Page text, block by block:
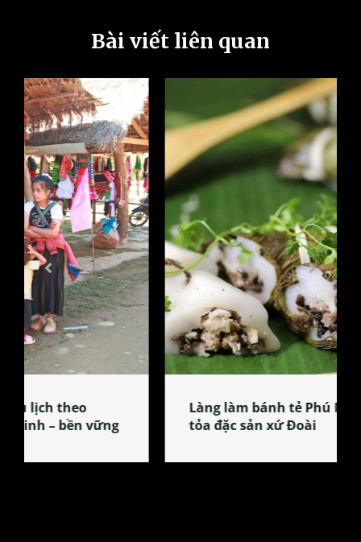
Bài viết liên quan
Làng làm bánh tẻ Phú Nhi – nơi lan
tỏa đặc sản xứ Đoài